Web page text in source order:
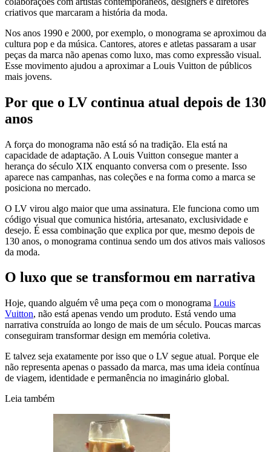
criativos que marcaram a história da moda.
Nos anos 1990 e 2000, por exemplo, o monograma se aproximou da
cultura pop e da música. Cantores, atores e atletas passaram a usar
peças da marca não apenas como luxo, mas como expressão visual.
Esse movimento ajudou a aproximar a Louis Vuitton de públicos
mais jovens.
Por que o LV continua atual depois de 130
anos
A força do monograma não está só na tradição. Ela está na
capacidade de adaptação. A Louis Vuitton consegue manter a
herança do século XIX enquanto conversa com o presente. Isso
aparece nas campanhas, nas coleções e na forma como a marca se
posiciona no mercado.
O LV virou algo maior que uma assinatura. Ele funciona como um
código visual que comunica história, artesanato, exclusividade e
desejo. É essa combinação que explica por que, mesmo depois de
130 anos, o monograma continua sendo um dos ativos mais valiosos
da moda.
O luxo que se transformou em narrativa
Hoje, quando alguém vê uma peça com o monograma Louis
Vuitton, não está apenas vendo um produto. Está vendo uma
narrativa construída ao longo de mais de um século. Poucas marcas
conseguiram transformar design em memória coletiva.
E talvez seja exatamente por isso que o LV segue atual. Porque ele
não representa apenas o passado da marca, mas uma ideia contínua
de viagem, identidade e permanência no imaginário global.
Leia também